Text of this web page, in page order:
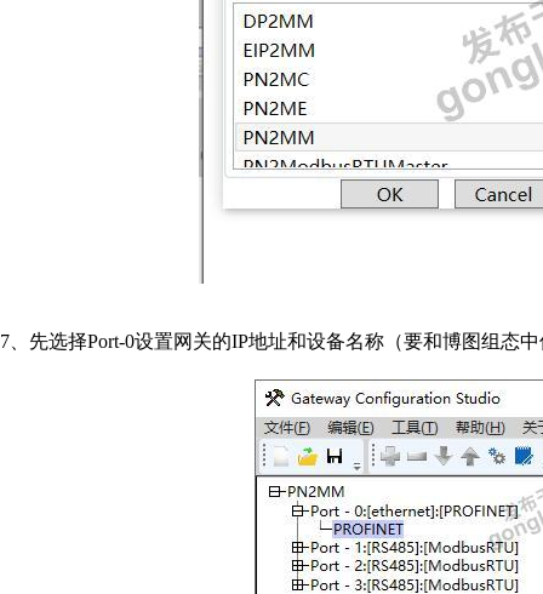
7、先选择Port-0设置网关的IP地址和设备名称（要和博图组态